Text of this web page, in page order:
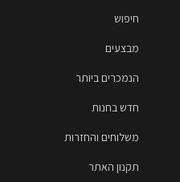
חיפוש
מבצעים
הנמכרים ביותר
חדש בחנות
משלוחים והחזרות
תקנון האתר